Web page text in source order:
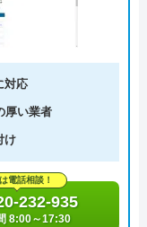
対応
厚い業者
け
電話相談！
232-935
8:00～17:30